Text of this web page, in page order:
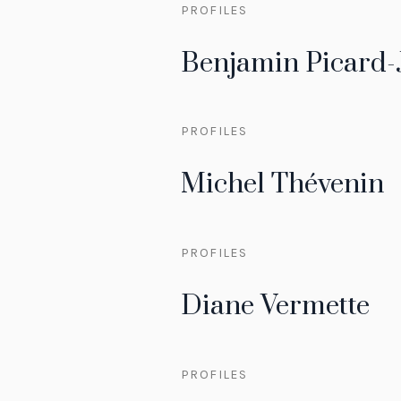
PROFILES
Benjamin Picard-
PROFILES
Michel Thévenin
PROFILES
Diane Vermette
PROFILES